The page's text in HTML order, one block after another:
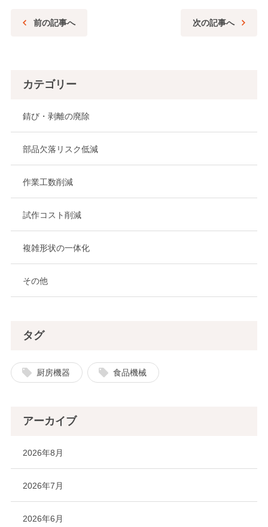
前の記事へ 次の記事へ
カテゴリー
錆び・剥離の廃除
部品欠落リスク低減
作業工数削減
試作コスト削減
複雑形状の一体化
その他
タグ
厨房機器 食品機械
アーカイブ
2026年8月
2026年7月
2026年6月